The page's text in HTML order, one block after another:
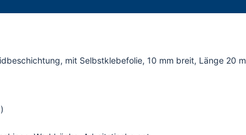
mit Selbstklebefolie, 10 mm breit, Länge 20 m